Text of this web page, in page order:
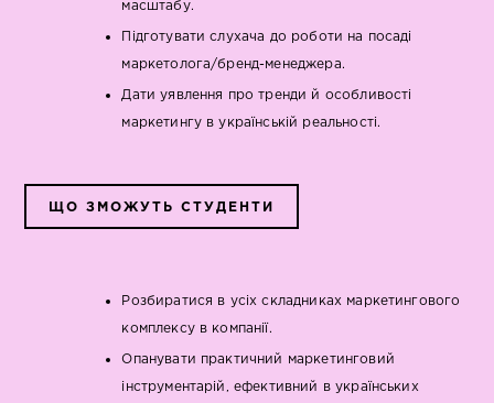
масштабу.
Підготувати слухача до роботи на посаді
маркетолога/бренд-менеджера.
Дати уявлення про тренди й особливості
маркетингу в українській реальності.
ЩО ЗМОЖУТЬ СТУДЕНТИ
Розбиратися в усіх складниках маркетингового
комплексу в компанії.
Опанувати практичний маркетинговий
інструментарій, ефективний в українських